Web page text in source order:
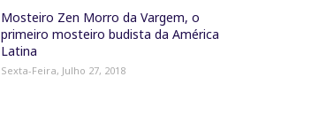
Mosteiro Zen Morro da Vargem, o
primeiro mosteiro budista da América
Latina
Sexta-Feira, Julho 27, 2018